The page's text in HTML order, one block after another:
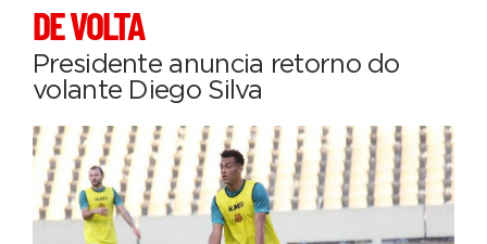
DE VOLTA
Presidente anuncia retorno do
volante Diego Silva